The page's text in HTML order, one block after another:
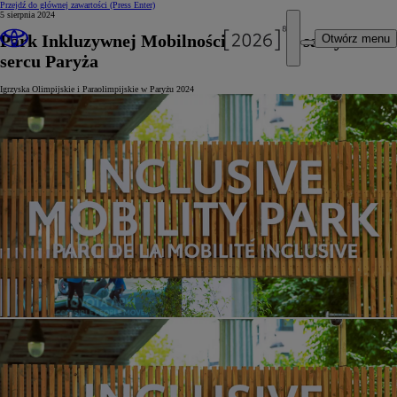
Przejdź do głównej zawartości (Press Enter)
Otwórz menu
5 sierpnia 2024
Park Inkluzywnej Mobilności Toyoty w samym
sercu Paryża
Igrzyska Olimpijskie i Paraolimpijskie w Paryżu 2024